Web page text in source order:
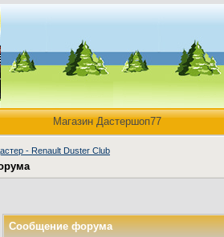
Магазин Дастершоп77
- Renault Duster Club
Сообщение форума